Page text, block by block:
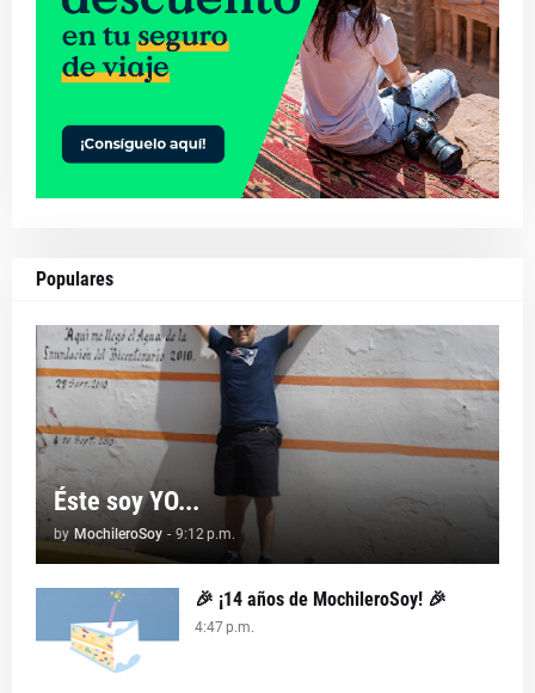
Populares
Éste soy YO...
by MochileroSoy - 9:12 p.m.
🎉 ¡14 años de MochileroSoy! 🎉
4:47 p.m.